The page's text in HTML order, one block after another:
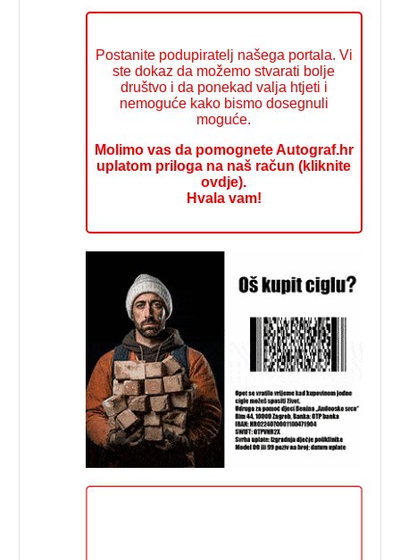
Postanite podupiratelj našega portala. Vi
ste dokaz da možemo stvarati bolje
društvo i da ponekad valja htjeti i
nemoguće kako bismo dosegnuli
moguće.
Molimo vas da pomognete Autograf.hr
uplatom priloga na naš račun (kliknite
ovdje).
Hvala vam!